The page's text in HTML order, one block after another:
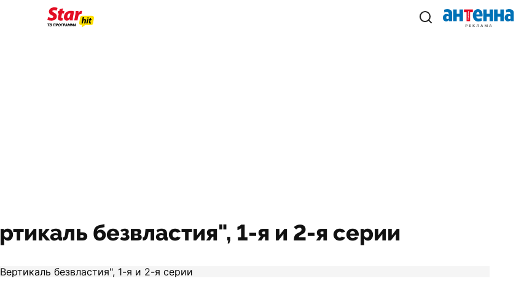
безвластия", 1-я и 2-я серии